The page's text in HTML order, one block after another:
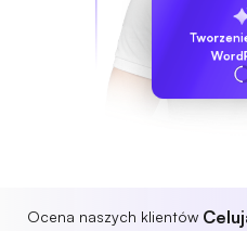
Ocena naszych klientów